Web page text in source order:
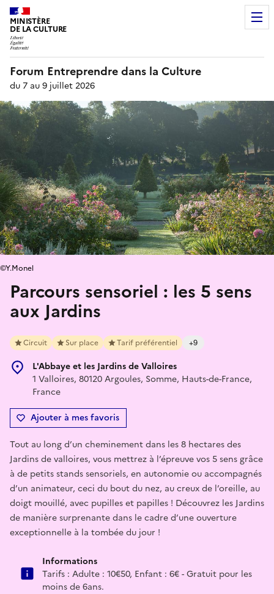
MINISTÈRE
DE LA CULTURE
Forum Entreprendre dans la Culture
du 7 au 9 juillet 2026
Parcours sensoriel : les 5 sens
aux Jardins
Circuit Sur place Tarif préférentiel +9
L'Abbaye et les Jardins de Valloires
1 Valloires, 80120 Argoules, Somme, Hauts-de-France,
France
Ajouter à mes favoris
©Y.Monel
Tout au long d’un cheminement dans les 8 hectares des
Jardins de valloires, vous mettrez à l’épreuve vos 5 sens grâce
à de petits stands sensoriels, en autonomie ou accompagnés
d’un animateur, ceci du bout du nez, au creux de l’oreille, au
doigt mouillé, avec pupilles et papilles ! Découvrez les Jardins
de manière surprenante dans le cadre d’une ouverture
exceptionnelle à la tombée du jour !
Informations
Tarifs : Adulte : 10€50, Enfant : 6€ - Gratuit pour les
moins de 6ans.